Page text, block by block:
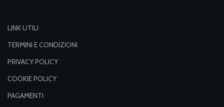
LINK UTILI
TERMINI E CONDIZIONI
PRIVACY POLICY
COOKIE POLICY
PAGAMENTI